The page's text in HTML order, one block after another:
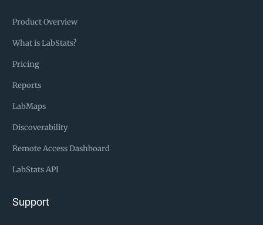
Product Overview
What is LabStats?
Pricing
Reports
LabMaps
Discoverability
Remote Access Dashboard
LabStats API
Support